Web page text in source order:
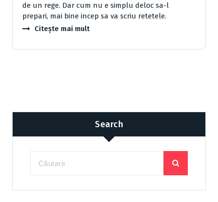
de un rege. Dar cum nu e simplu deloc sa-l
prepari, mai bine incep sa va scriu retetele.
Citește mai mult
Search